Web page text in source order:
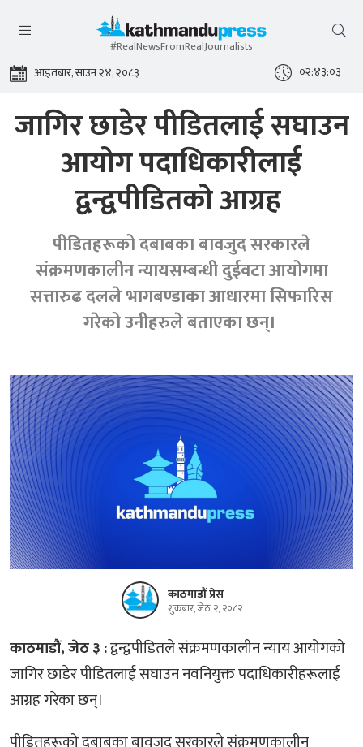
#RealNewsFromRealJournalists
आइतबार, साउन २४, २०८३ ०२:४३:०३
जागिर छाडेर पीडितलाई सघाउन
आयोग पदाधिकारीलाई
द्वन्द्वपीडितको आग्रह
पीडितहरूको दबाबका बावजुद सरकारले
संक्रमणकालीन न्यायसम्बन्धी दुईवटा आयोगमा
सत्तारुढ दलले भागबण्डाका आधारमा सिफारिस
गरेको उनीहरुले बताएका छन्।
काठमाडौं प्रेस
शुक्रबार, जेठ २, २०८२
काठमाडौं, जेठ ३ :द्वन्द्वपीडितले संक्रमणकालीन न्याय आयोगको
जागिर छाडेर पीडितलाई सघाउन नवनियुक्त पदाधिकारीहरूलाई
आग्रह गरेका छन्।